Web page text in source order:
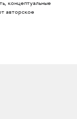
концептуальные
авторское